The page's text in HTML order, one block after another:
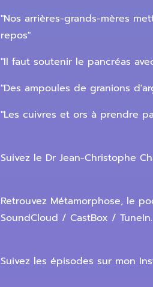
"Nos arrières-grands-mères
repos"
"Il faut soutenir le pancréas
"Des ampoules de granions
"Les cuivres et ors à prendre
Suivez le Dr Jean-Christophe
Retrouvez Métamorphose, le
SoundCloud / CastBox / TuneIn.
Suivez les épisodes sur mon